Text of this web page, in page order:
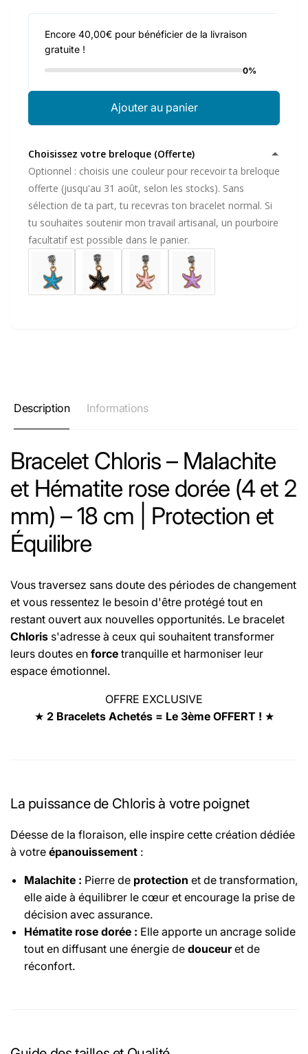
Encore 40,00€ pour bénéficier de la livraison
gratuite !
0%
Ajouter au panier
Choisissez votre breloque (Offerte)
Optionnel : choisis une couleur pour recevoir ta breloque
offerte (jusqu'au 31 août, selon les stocks). Sans
sélection de ta part, tu recevras ton bracelet normal. Si
tu souhaites soutenir mon travail artisanal, un pourboire
facultatif est possible dans le panier.
Description Informations
Bracelet Chloris – Malachite
et Hématite rose dorée (4 et 2
mm) – 18 cm | Protection et
Équilibre
Vous traversez sans doute des périodes de changement
et vous ressentez le besoin d'être protégé tout en
restant ouvert aux nouvelles opportunités. Le bracelet
Chloris s'adresse à ceux qui souhaitent transformer
leurs doutes en force tranquille et harmoniser leur
espace émotionnel.
OFFRE EXCLUSIVE
★ 2 Bracelets Achetés = Le 3ème OFFERT ! ★
La puissance de Chloris à votre poignet
Déesse de la floraison, elle inspire cette création dédiée
à votre épanouissement :
Malachite : Pierre de protection et de transformation,
elle aide à équilibrer le cœur et encourage la prise de
décision avec assurance.
Hématite rose dorée : Elle apporte un ancrage solide
tout en diffusant une énergie de douceuret de
réconfort.